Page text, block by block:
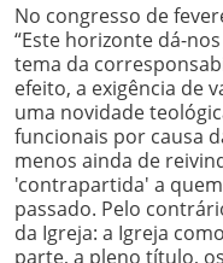
No congresso de
“Este horizonte dá-
tema da
efeito, a exigência de
uma novidade
funcionais por causa
menos ainda de
'contrapartida' a
passado. Pelo
da Igreja: a Igreja
parte, a pleno título,